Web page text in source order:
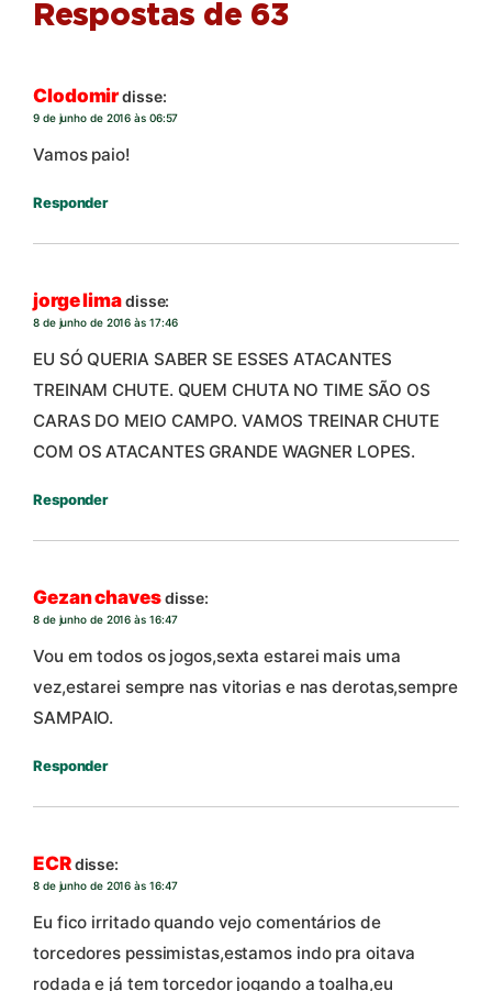
Respostas de 63
Clodomirdisse:
9 de junho de 2016 às 06:57
Vamos paio!
Responder
jorge limadisse:
8 de junho de 2016 às 17:46
EU SÓ QUERIA SABER SE ESSES ATACANTES
TREINAM CHUTE. QUEM CHUTA NO TIME SÃO OS
CARAS DO MEIO CAMPO. VAMOS TREINAR CHUTE
COM OS ATACANTES GRANDE WAGNER LOPES.
Responder
Gezan chavesdisse:
8 de junho de 2016 às 16:47
Vou em todos os jogos,sexta estarei mais uma
vez,estarei sempre nas vitorias e nas derotas,sempre
SAMPAIO.
Responder
ECRdisse:
8 de junho de 2016 às 16:47
Eu fico irritado quando vejo comentários de
torcedores pessimistas,estamos indo pra oitava
rodada e já tem torcedor jogando a toalha,eu